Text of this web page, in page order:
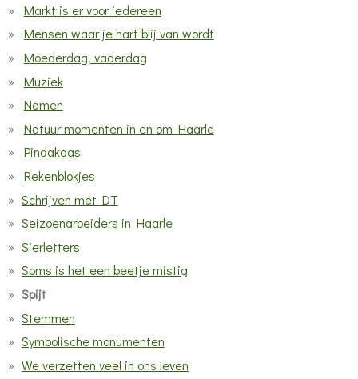
Markt is er voor iedereen
Mensen waar je hart blij van wordt
Moederdag, vaderdag
Muziek
Namen
Natuur momenten in en om Haarle
Pindakaas
Rekenblokjes
Schrijven met DT
Seizoenarbeiders in Haarle
Sierletters
Soms is het een beetje mistig
Spijt
Stemmen
Symbolische monumenten
We verzetten veel in ons leven